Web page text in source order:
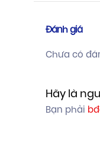
Đánh giá
Chưa có
Hãy là
Bạn phải